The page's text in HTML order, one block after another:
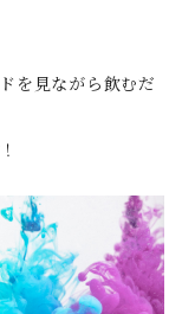
を見ながら飲むだ